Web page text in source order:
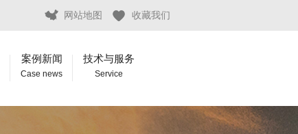
网站地图 收藏我们
案例新闻
Case news
技术与服务
Service